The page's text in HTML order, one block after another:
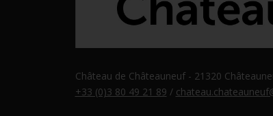
Château de Châteauneuf - 21320
+33 (0)3 80 49 21 89 /